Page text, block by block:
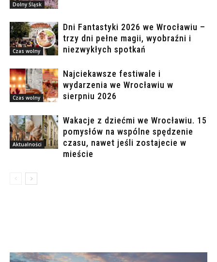
Dolny Śląsk
Czas wolny
Dni Fantastyki 2026 we Wrocławiu –
trzy dni pełne magii, wyobraźni i
niezwykłych spotkań
Czas wolny
Najciekawsze festiwale i
wydarzenia we Wrocławiu w
sierpniu 2026
Aktualności
Wakacje z dziećmi we Wrocławiu. 15
pomysłów na wspólne spędzenie
czasu, nawet jeśli zostajecie w
mieście